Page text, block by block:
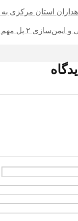
استان مرکزی به
پایان عملیات